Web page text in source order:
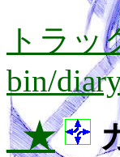
トラッ
bin/
_★